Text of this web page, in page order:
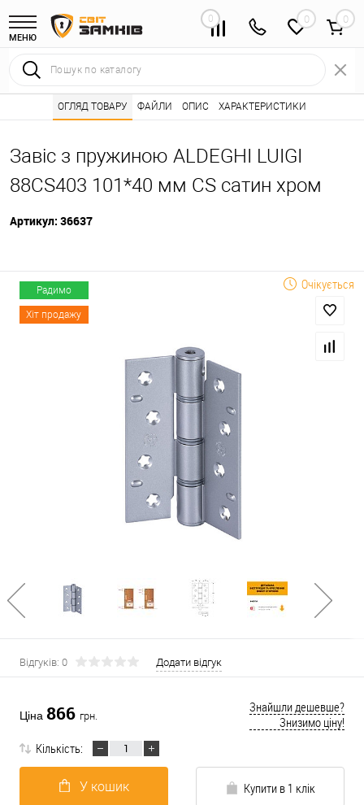
МЕНЮ
0 0
Інтернет магазин замків • Каталог товарів ⭐ • Дверні петлі 🌟
Завіс з пружиною ALDEGHI LUIGI
88CS403 101*40 мм CS сатин хром
Артикул: 36637
ОГЛЯД ТОВАРУ ФАЙЛИ ОПИС ХАРАКТЕРИСТИКИ
Радимо
Хіт продажу
Відгуків: 0 Додати відгук
Очікується
Ціна 866 грн.
Знайшли дешевше?
Знизимо ціну!
Кількість:
У кошик Купити в 1 клік